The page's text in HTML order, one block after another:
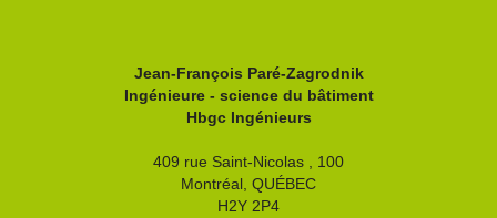
Jean-François Paré-Zagrodnik
Ingénieure - science du bâtiment
Hbgc Ingénieurs
409 rue Saint-Nicolas , 100
Montréal, QUÉBEC
H2Y 2P4